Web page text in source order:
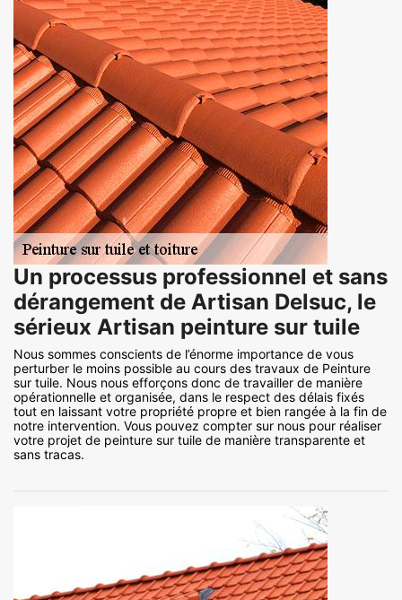
Un processus professionnel et sans
dérangement de Artisan Delsuc, le
sérieux Artisan peinture sur tuile
Nous sommes conscients de l’énorme importance de vous
perturber le moins possible au cours des travaux de Peinture
sur tuile. Nous nous efforçons donc de travailler de manière
opérationnelle et organisée, dans le respect des délais fixés
tout en laissant votre propriété propre et bien rangée à la fin de
notre intervention. Vous pouvez compter sur nous pour réaliser
votre projet de peinture sur tuile de manière transparente et
sans tracas.